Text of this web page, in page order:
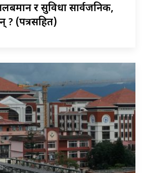
र सुविधा सार्वजनिक,
(पत्रसहित)